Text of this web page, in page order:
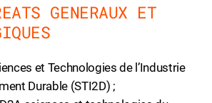
GENERAUX ET
et Technologies de l’Industrie
Durable (STI2D) ;